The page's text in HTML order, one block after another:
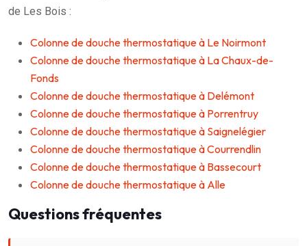
de Les Bois :
Colonne de douche thermostatique à Le Noirmont
Colonne de douche thermostatique à La Chaux-de-
Fonds
Colonne de douche thermostatique à Delémont
Colonne de douche thermostatique à Porrentruy
Colonne de douche thermostatique à Saignelégier
Colonne de douche thermostatique à Courrendlin
Colonne de douche thermostatique à Bassecourt
Colonne de douche thermostatique à Alle
Questions fréquentes